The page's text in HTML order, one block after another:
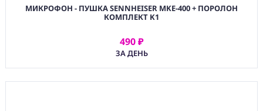
МИКРОФОН - ПУШКА SENNHEISER MKE-400 + ПОРОЛОН
КОМПЛЕКТ K1
490 ₽
ЗА ДЕНЬ
АРЕНДОВАТЬ